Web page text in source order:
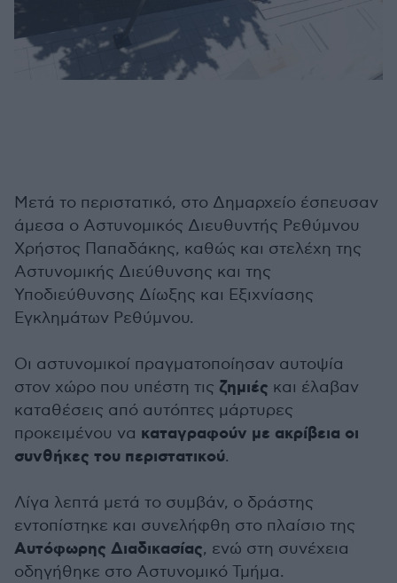
Μετά το περιστατικό, στο Δημαρχείο έσπευσαν
άμεσα ο Αστυνομικός Διευθυντής Ρεθύμνου
Χρήστος Παπαδάκης, καθώς και στελέχη της
Αστυνομικής Διεύθυνσης και της
Υποδιεύθυνσης Δίωξης και Εξιχνίασης
Εγκλημάτων Ρεθύμνου.
Οι αστυνομικοί πραγματοποίησαν αυτοψία
στον χώρο που υπέστη τις ζημιές και έλαβαν
καταθέσεις από αυτόπτες μάρτυρες
προκειμένου να καταγραφούν με ακρίβεια οι
συνθήκες του περιστατικού.
Λίγα λεπτά μετά το συμβάν, ο δράστης
εντοπίστηκε και συνελήφθη στο πλαίσιο της
Αυτόφωρης Διαδικασίας, ενώ στη συνέχεια
οδηγήθηκε στο Αστυνομικό Τμήμα.